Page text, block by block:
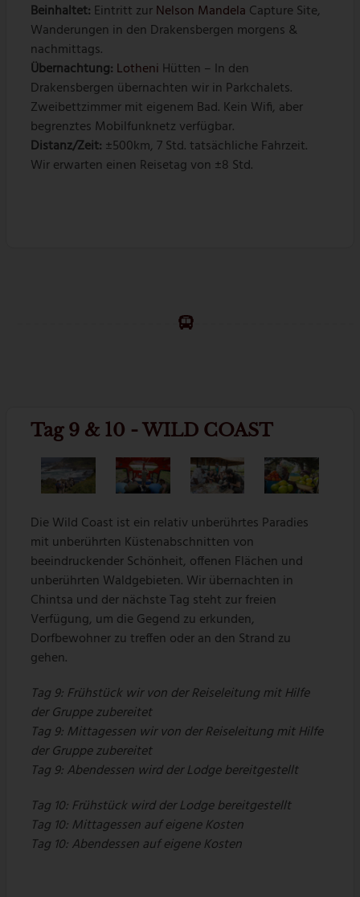
Beinhaltet: Eintritt zurNelson Mandela Capture Site,
Wanderungen in den Drakensbergen morgens &
nachmittags.
Übernachtung: Lotheni Hütten – In den
Drakensbergen übernachten wir in Parkchalets.
Zweibettzimmer mit eigenem Bad. Kein Wifi, aber
begrenztes Mobilfunknetz verfügbar.
Distanz/Zeit: ±500km, 7 Std. tatsächliche Fahrzeit.
Wir erwarten einen Reisetag von ±8 Std.
Tag 9 & 10 - WILD COAST
Die Wild Coast ist ein relativ unberührtes Paradies
mit unberührten Küstenabschnitten von
beeindruckender Schönheit, offenen Flächen und
unberührten Waldgebieten. Wir übernachten in
Chintsa und der nächste Tag steht zur freien
Verfügung, um die Gegend zu erkunden,
Dorfbewohner zu treffen oder an den Strand zu
gehen.
Tag 9: Frühstück wir von der Reiseleitung mit Hilfe
der Gruppe zubereitet
Tag 9: Mittagessen wir von der Reiseleitung mit Hilfe
der Gruppe zubereitet
Tag 9: Abendessen wird der Lodge bereitgestellt
Tag 10: Frühstück wird der Lodge bereitgestellt
Tag 10: Mittagessen auf eigene Kosten
Tag 10: Abendessen auf eigene Kosten